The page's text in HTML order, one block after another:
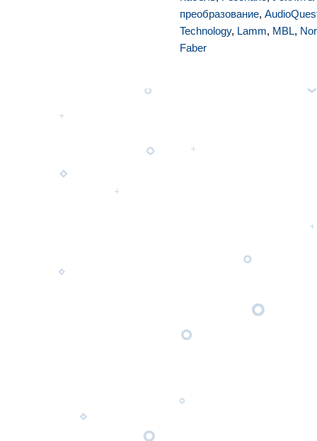
преобразование,
Technology, Lamm, MBL,
Faber